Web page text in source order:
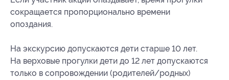
сокращается пропорционально времени
опоздания.
На экскурсию допускаются дети старше 10 лет.
На верховые прогулки дети до 12 лет допускаются
только в сопровождении (родителей/родных)